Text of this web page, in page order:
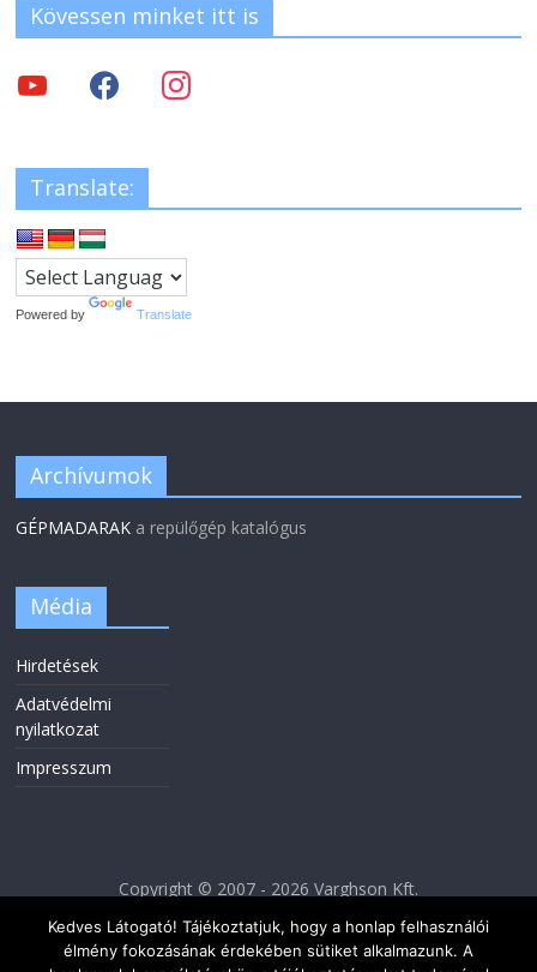
Kövessen minket itt is
Translate:
Powered by Translate
Archívumok
GÉPMADARAK a repülőgép katalógus
Média
Hirdetések
Adatvédelmi
nyilatkozat
Impresszum
Copyright © 2007 - 2026 Varghson Kft.
Kedves Látogató! Tájékoztatjuk, hogy a honlap felhasználói
élmény fokozásának érdekében sütiket alkalmazunk. A